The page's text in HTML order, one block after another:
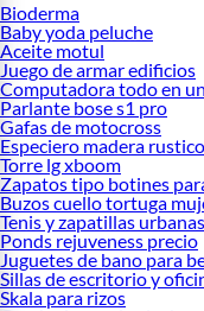
Bioderma
Baby yoda peluche
Aceite motul
Juego de armar edificios
Computadora todo en
Parlante bose s1 pro
Gafas de motocross
Especiero madera rustico
Torre lg xboom
Zapatos tipo botines
Buzos cuello tortuga
Tenis y zapatillas
Ponds rejuveness precio
Juguetes de bano para
Sillas de escritorio y
Skala para rizos